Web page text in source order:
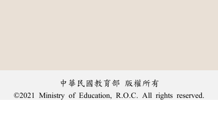
中華民國教育部 版權所有
©2021 Ministry of Education, R.O.C. All rights reserved.